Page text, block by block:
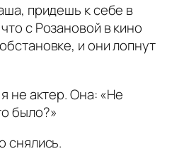
придешь к себе в
с Розановой в кино
и они лопнут
не актер. Она: «Не
было?»
снялись.